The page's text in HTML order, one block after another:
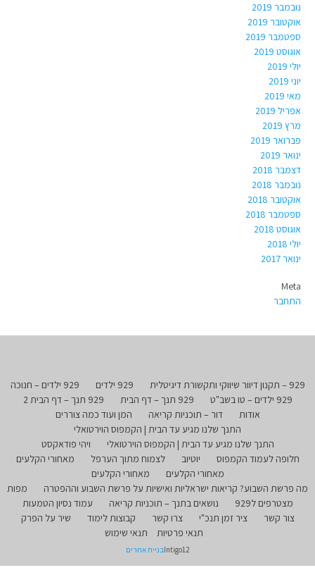
נובמבר 2019
אוקטובר 2019
ספטמבר 2019
אוגוסט 2019
יולי 2019
יוני 2019
מאי 2019
אפריל 2019
מרץ 2019
פברואר 2019
ינואר 2019
דצמבר 2018
נובמבר 2018
אוקטובר 2018
ספטמבר 2018
אוגוסט 2018
יולי 2018
ינואר 2017
Meta
התחבר
929 – תקנון דיוור שיווקי ותקשורת דיגיטלית 929 ילדים
929 ילדים – חנוכה
929 ילדים – טו בשב"ט
929 תנך – דף הבית
929 תנך – דף הבית 2
אודות
דור – תוכניות קריאה
המן ועוד כמה צוררים
התנך שלנו מגיע עד הבית | הקמפוס הוירטואלי
התנך שלנו מגיע עד הבית | הקמפוס הוירטואלי
ויהי פודאקסט
חלופה לעמוד הקמפוס
יוטיוב לצמוח מתוך הערפל
מאחורי הקלעים
מאחורי הקלעים
מאחורי הקלעים
מה פרשת השבוע? קריאות ישראליות ואישיות על פרשת השבוע וההפטרה
מפות
מצטרפים ל929
נושאים בתנך – תוכניות קריאה
עמוד נסיון הטמעות
צור קשר
ציר זמן תנכ"י צרו קשר קבוצות לימוד
שיר על הפרק
תנאי פרטיות
תנאי שימוש
Intigo12בניית אתרים